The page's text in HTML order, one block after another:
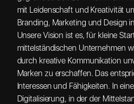
mit Leidenschaft und Kreativität
Branding, Marketing und Design
Unsere Vision ist es, für kleine
mittelständischen Unternehmen
durch kreative Kommunikation
Marken zu erschaffen. Das
Interessen und Fähigkeiten. In
Digitalisierung, in der der